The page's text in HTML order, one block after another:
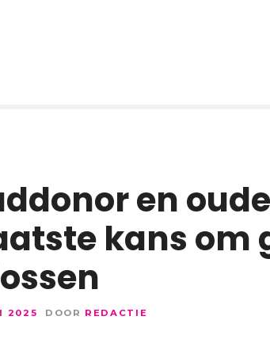
en
kans om
2025 DOOR REDACTIE